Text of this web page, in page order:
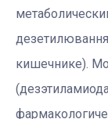
кишечнике).